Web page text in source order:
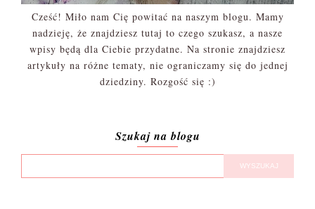
Cześć! Miło nam Cię powitać na naszym blogu. Mamy
nadzieję, że znajdziesz tutaj to czego szukasz, a nasze
wpisy będą dla Ciebie przydatne. Na stronie znajdziesz
artykuły na różne tematy, nie ograniczamy się do jednej
dziedziny. Rozgość się :)
Szukaj na blogu